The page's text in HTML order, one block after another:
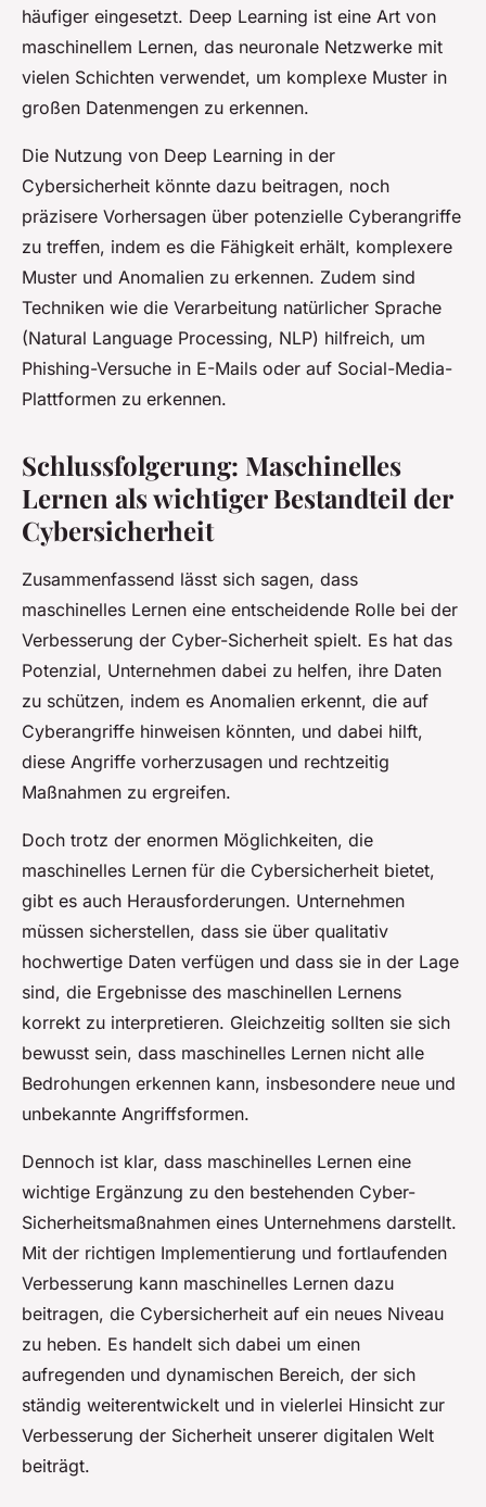
häufiger eingesetzt. Deep Learning ist eine Art von
maschinellem Lernen, das neuronale Netzwerke mit
vielen Schichten verwendet, um komplexe Muster in
großen Datenmengen zu erkennen.
Die Nutzung von Deep Learning in der
Cybersicherheit könnte dazu beitragen, noch
präzisere Vorhersagen über potenzielle Cyberangriffe
zu treffen, indem es die Fähigkeit erhält, komplexere
Muster und Anomalien zu erkennen. Zudem sind
Techniken wie die Verarbeitung natürlicher Sprache
(Natural Language Processing, NLP) hilfreich, um
Phishing-Versuche in E-Mails oder auf Social-Media-
Plattformen zu erkennen.
Schlussfolgerung: Maschinelles
Lernen als wichtiger Bestandteil der
Cybersicherheit
Zusammenfassend lässt sich sagen, dass
maschinelles Lernen eine entscheidende Rolle bei der
Verbesserung der Cyber-Sicherheit spielt. Es hat das
Potenzial, Unternehmen dabei zu helfen, ihre Daten
zu schützen, indem es Anomalien erkennt, die auf
Cyberangriffe hinweisen könnten, und dabei hilft,
diese Angriffe vorherzusagen und rechtzeitig
Maßnahmen zu ergreifen.
Doch trotz der enormen Möglichkeiten, die
maschinelles Lernen für die Cybersicherheit bietet,
gibt es auch Herausforderungen. Unternehmen
müssen sicherstellen, dass sie über qualitativ
hochwertige Daten verfügen und dass sie in der Lage
sind, die Ergebnisse des maschinellen Lernens
korrekt zu interpretieren. Gleichzeitig sollten sie sich
bewusst sein, dass maschinelles Lernen nicht alle
Bedrohungen erkennen kann, insbesondere neue und
unbekannte Angriffsformen.
Dennoch ist klar, dass maschinelles Lernen eine
wichtige Ergänzung zu den bestehenden Cyber-
Sicherheitsmaßnahmen eines Unternehmens darstellt.
Mit der richtigen Implementierung und fortlaufenden
Verbesserung kann maschinelles Lernen dazu
beitragen, die Cybersicherheit auf ein neues Niveau
zu heben. Es handelt sich dabei um einen
aufregenden und dynamischen Bereich, der sich
ständig weiterentwickelt und in vielerlei Hinsicht zur
Verbesserung der Sicherheit unserer digitalen Welt
beiträgt.